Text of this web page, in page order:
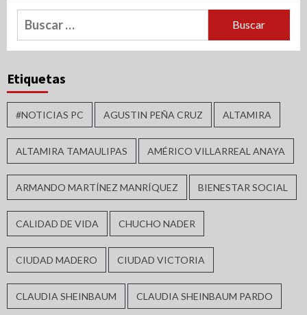
Buscar:
Etiquetas
#NOTICIAS PC AGUSTIN PEÑA CRUZ ALTAMIRA
ALTAMIRA TAMAULIPAS AMÉRICO VILLARREAL ANAYA
ARMANDO MARTÍNEZ MANRÍQUEZ BIENESTAR SOCIAL
CALIDAD DE VIDA CHUCHO NADER
CIUDAD MADERO CIUDAD VICTORIA
CLAUDIA SHEINBAUM CLAUDIA SHEINBAUM PARDO